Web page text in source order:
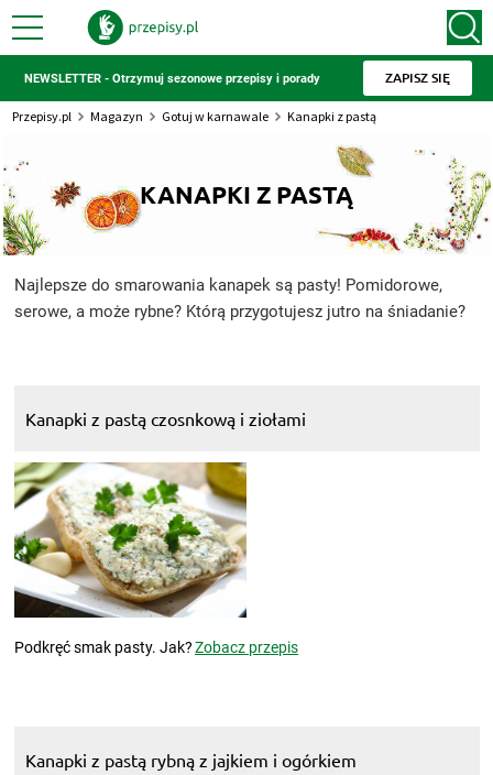
NEWSLETTER - Otrzymuj sezonowe przepisy i porady ZAPISZ SIĘ
Przepisy.pl Magazyn Gotuj w karnawale Kanapki z pastą
KANAPKI Z PASTĄ
Najlepsze do smarowania kanapek są pasty! Pomidorowe,
serowe, a może rybne? Którą przygotujesz jutro na śniadanie?
Kanapki z pastą czosnkową i ziołami
Podkręć smak pasty. Jak?Zobacz przepis
Kanapki z pastą rybną z jajkiem i ogórkiem